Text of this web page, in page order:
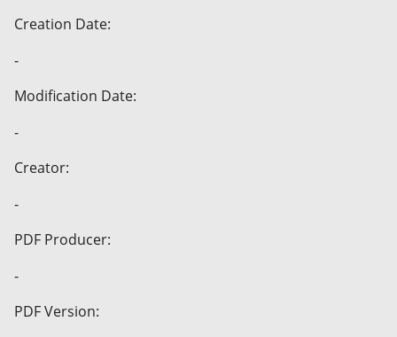
Creation Date:
-
Modification Date:
-
Creator:
-
PDF Producer:
-
PDF Version: